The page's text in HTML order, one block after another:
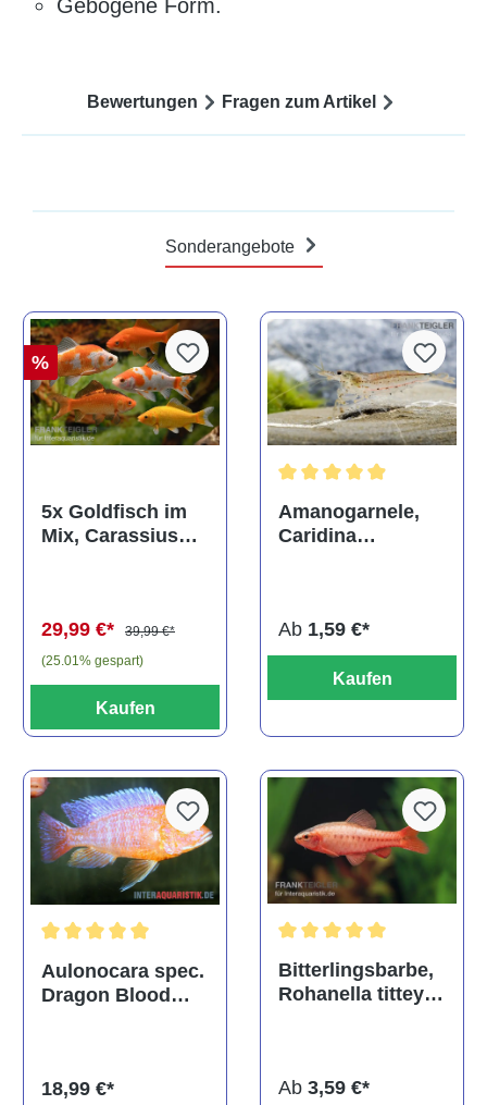
Gebogene Form.
Bewertungen Fragen zum Artikel
Sonderangebote
%
5x Goldfisch im
Mix, Carassius
29,99 €*
39,99 €*
(25.01% gespart)
Kaufen
Amanogarnele,
Caridina
Ab 1,59 €*
Kaufen
Durchschnittliche Bewertung von 5 von 5 Sternen
Aulonocara spec.
Dragon Blood
18,99 €*
Bitterlingsbarbe,
Rohanella titteya,
Ab 3,59 €*